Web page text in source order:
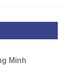
Minh